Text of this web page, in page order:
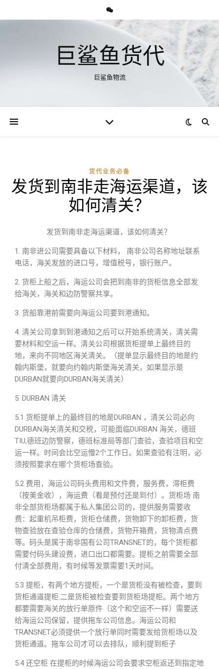
巨鲨鱼货代
巨鲨鱼物流
货代业务必备
发货到南非走海运渠道，该
如何清关？
发货到南非走海运渠道，该如何清关？
1. 南非进公司需要具备以下材料， 南非公司名称地址联系
电话，海关发放的进口号，增值税号，银行账户。
2. 货柜上船之后，海运公司会把到南非的货柜信息全部发
给海关，海关和边防警察共享。
3. 货船靠港前需要向海运公司要到港通知。
4. 清关公司拿到到港通知之后可以开始系统清关，清关需
要材料和空运一样。清关公司根据货柜提单上最终目的
地，来向不同地区海关清关。（提单显示最终目的地是约
翰内斯堡，就要向约翰内斯堡海关清关，如果显示是
DURBAN就要向DURBAN海关清关）
5. DURBAN 清关
5.1 货柜提单上的最终目的地是DURBAN ，清关公司必向
DURBAN海关清关和交税，可能面临DURBAN 海关，德班
TIU,德班边防警察，德班标准局等部门查验，查验项目和空
运一样。时间会比空运慢2个工作日。如果查验有注明，必
须按照要求在哪个货柜场查验。
5.2 费用，海运公司码头费用和文件费，服务费，滞柜费
（按美金收），海运费（看是预付还是到付）。货柜场 南
非全部货柜场都属于私人集团公司的，提供服务需要收
费：起重机吊柜费，货柜仓储费，货物卸下的卸柜费，货
物查验放在查验仓库的仓储费，货物开箱费，货物清点费
等。码头是属于南非国有公司TRANSNET的，每个货柜都
需要付码头建设费，进口出口都需要。提柜之前需要全部
付清全部费用，有时候等发票需要1天时间。
5.3 提柜，有两个地方提柜，一个是货柜没有被检查，要到
货柜通道提柜.二是货柜被检查要到货柜场提柜。两个地方
都要需要海关的放行单原件（这个和空运不一样）需要送
给海运公司保留，提供拖车公司信息。海运公司和
TRANSNET必须提供一个放行单同时需要发给货柜场以及
货柜通道。拖车公司才可以去排队，顺利提到柜子
5.4 还空柜 在提柜的时候海运公司会要求空柜返还到指定地